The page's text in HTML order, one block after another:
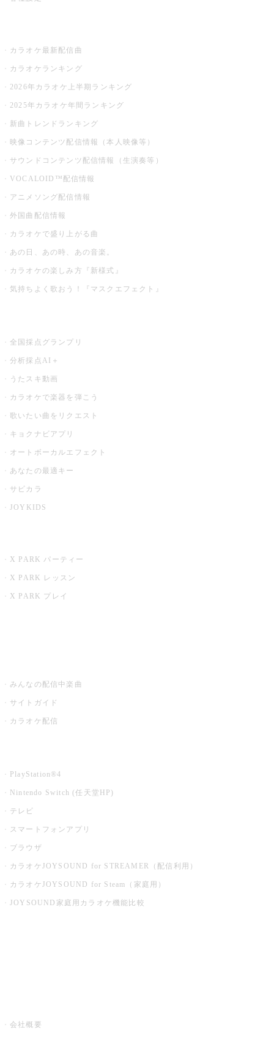
カラオケ最新配信曲
カラオケランキング
2026年カラオケ上半期ランキング
2025年カラオケ年間ランキング
新曲トレンドランキング
映像コンテンツ配信情報（本人映像等）
サウンドコンテンツ配信情報（生演奏等）
VOCALOID™配信情報
アニメソング配信情報
外国曲配信情報
カラオケで盛り上がる曲
あの日、あの時、あの音楽。
カラオケの楽しみ方『新様式』
気持ちよく歌おう！『マスクエフェクト』
全国採点グランプリ
分析採点AI＋
うたスキ動画
カラオケで楽器を弾こう
歌いたい曲をリクエスト
キョクナビアプリ
オートボーカルエフェクト
あなたの最適キー
サビカラ
JOYKIDS
X PARK パーティー
X PARK レッスン
X PARK プレイ
みんなの配信中楽曲
サイトガイド
カラオケ配信
PlayStation®4
Nintendo Switch (任天堂HP)
テレビ
スマートフォンアプリ
ブラウザ
カラオケJOYSOUND for STREAMER（配信利用）
カラオケJOYSOUND for Steam（家庭用）
JOYSOUND家庭用カラオケ機能比較
会社概要